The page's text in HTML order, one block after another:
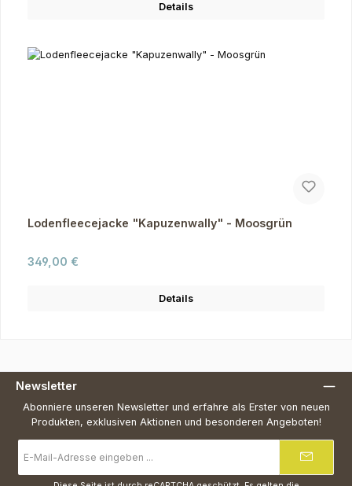
Details
Lodenfleecejacke "Kapuzenwally" - Moosgrün
Regulärer Preis:
349,00 €
Details
Newsletter
Abonniere unseren Newsletter und erfahre als Erster von neuen
Produkten, exklusiven Aktionen und besonderen Angeboten!
Mail-
Adresse